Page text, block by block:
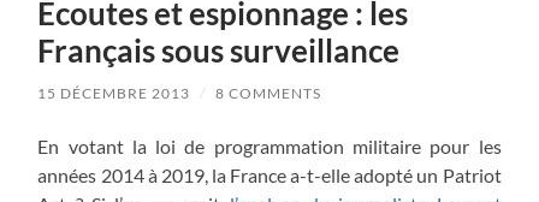
Écoutes et espionnage : les
Français sous surveillance
15 DÉCEMBRE 2013 / 8 COMMENTS
En votant la loi de programmation militaire pour les
années 2014 à 2019, la France a-t-elle adopté un Patriot